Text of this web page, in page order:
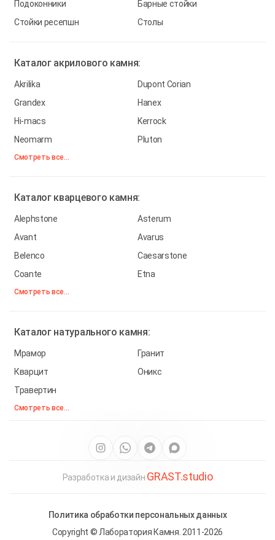
Разработка и дизайн GRAST.studio
Политика обработки персональных данных
Copyright © Лаборатория Камня. 2011-2026
Подоконники
Барные стойки
Стойки ресепшн
Столы
Каталог акрилового камня:
Akrilika
Dupont Corian
Grandex
Hanex
Hi-macs
Kerrock
Neomarm
Pluton
Смотреть все...
Каталог кварцевого камня:
Alephstone
Asterum
Avant
Avarus
Belenco
Caesarstone
Coante
Etna
Смотреть все...
Каталог натурального камня:
Мрамор
Гранит
Кварцит
Оникс
Травертин
Смотреть все...